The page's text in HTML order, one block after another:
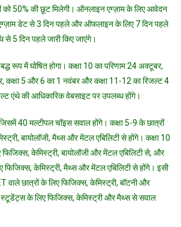
50% की छूट मिलेगी। ऑनलाइन एग्ज़ाम के लिए आवेदन
डेट से 3 दिन पहले और ऑफलाइन के लिए 7 दिन पहले
से 5 दिन पहले जारी किए जाएंगे।
रूप में घोषित होगा। कक्षा 10 का परिणाम 24 अक्टूबर,
कक्षा 5 और 6 का 1 नवंबर और कक्षा 11-12 का रिजल्ट 4
एंथे की आधिकारिक वेबसाइट पर उपलब्ध होंगे।
जिसमें 40 मल्टीपल चॉइस सवाल होंगे। कक्षा 5-9 के छात्रों
बायोलॉजी, मैथ्स और मेंटल एबिलिटी से होंगे। कक्षा 10
केमिस्ट्री, बायोलॉजी और मेंटल एबिलिटी से, और
फिजिक्स, केमिस्ट्री, मैथ्स और मेंटल एबिलिटी से होंगे। इसी
वाले छात्रों के लिए फिजिक्स, केमिस्ट्री, बॉटनी और
के लिए फिजिक्स, केमिस्ट्री और मैथ्स से सवाल